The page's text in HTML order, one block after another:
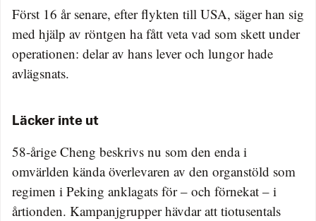
Först 16 år senare, efter flykten till USA, säger han sig
med hjälp av röntgen ha fått veta vad som skett under
operationen: delar av hans lever och lungor hade
avlägsnats.
Läcker inte ut
58-årige Cheng beskrivs nu som den enda i
omvärlden kända överlevaren av den organstöld som
regimen i Peking anklagats för – och förnekat – i
årtionden. Kampanjgrupper hävdar att tiotusentals